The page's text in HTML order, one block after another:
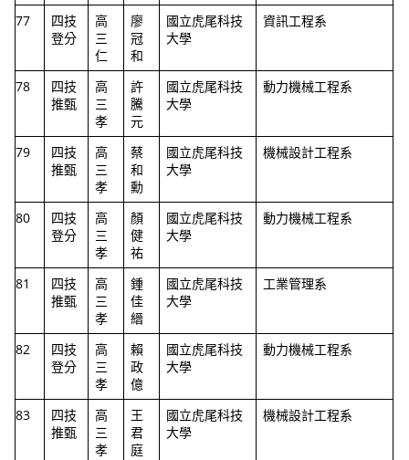
77
四技
登分
高
三
仁
廖
冠
和
國立虎尾科技
大學
資訊工程系
78
四技
推甄
高
三
孝
許
騰
元
國立虎尾科技
大學
動力機械工程系
79
四技
推甄
高
三
孝
蔡
和
勳
國立虎尾科技
大學
機械設計工程系
80
四技
登分
高
三
孝
顏
健
祐
國立虎尾科技
大學
動力機械工程系
81
四技
推甄
高
三
孝
鍾
佳
縉
國立虎尾科技
大學
工業管理系
82
四技
登分
高
三
孝
賴
政
億
國立虎尾科技
大學
動力機械工程系
83
四技
推甄
高
三
孝
王
君
庭
國立虎尾科技
大學
機械設計工程系